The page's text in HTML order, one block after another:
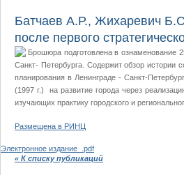
Батчаев А.Р., Жихаревич
после первого
Брошюра подготовлена в ознаменование
Санкт- Петербурга. Содержит обзор истории
планирования в Ленинграде - Санкт-
(1997 г.) на развитие города через
изучающих практику городского и
Размещена в РИНЦ
Электронное издание_.pdf
« К списку публикаций